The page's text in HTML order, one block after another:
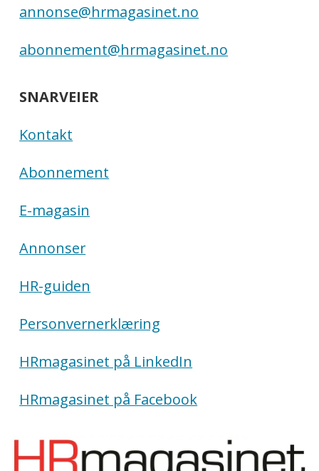
annonse@hrmagasinet.no
abonnement@hrmagasinet.no
SNARVEIER
Kontakt
Abonnement
E-magasin
Annonser
HR-guiden
Personvernerklæring
HRmagasinet på LinkedIn
HRmagasinet på Facebook